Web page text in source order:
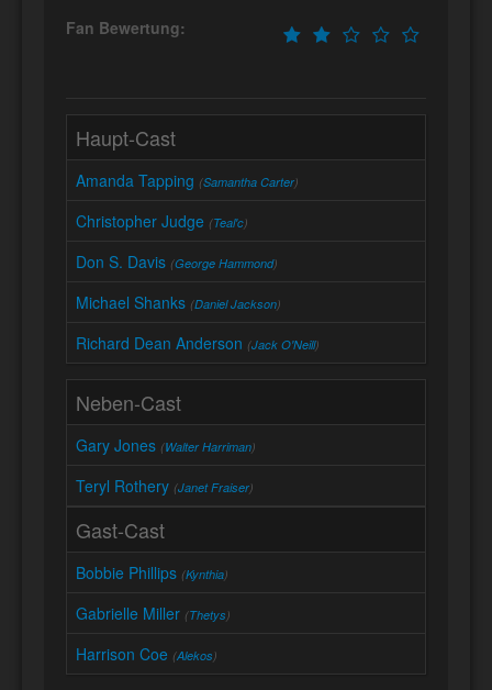
Fan Bewertung:
Haupt-Cast
Amanda Tapping (Samantha Carter)
Christopher Judge (Teal'c)
Don S. Davis (George Hammond)
Michael Shanks (Daniel Jackson)
Richard Dean Anderson (Jack O'Neill)
Neben-Cast
Gary Jones (Walter Harriman)
Teryl Rothery (Janet Fraiser)
Gast-Cast
Bobbie Phillips (Kynthia)
Gabrielle Miller (Thetys)
Harrison Coe (Alekos)